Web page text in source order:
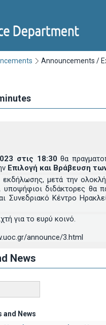
Announcements /
στις 18:30θα
Επιλογή και Βράβευση
εκδήλωσης, μετά την
υποψήφιοι διδάκτορες θα
Συνεδριακό Κέντρο
για το ευρύ κοινό.
announce/3.html
News
and News